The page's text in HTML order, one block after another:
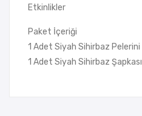
Etkinlikler
Paket İçeriği
1 Adet Siyah Sihirbaz Pelerini
1 Adet Siyah Sihirbaz Şapkası